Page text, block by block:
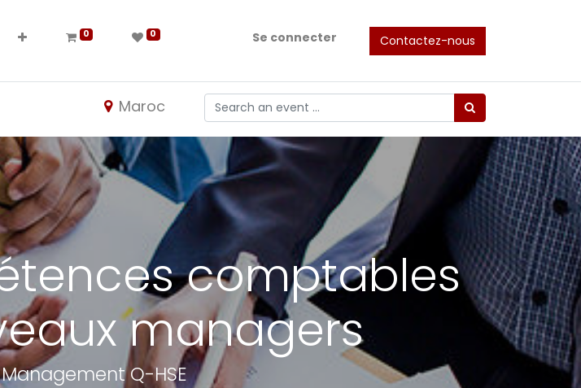
0 0 Se connecter Contactez-nous
Maroc
comptables
managers
Q-HSE